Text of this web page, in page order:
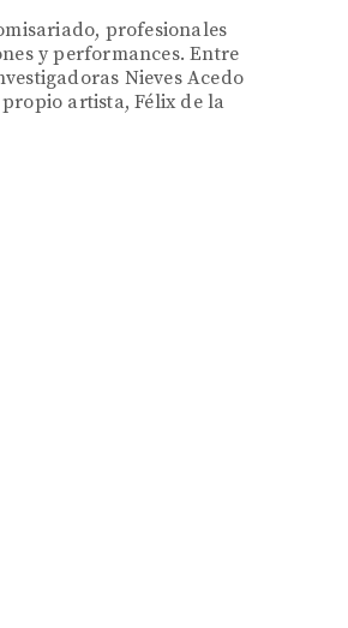
profesionales
y performances. Entre
Nieves Acedo
artista, Félix de la